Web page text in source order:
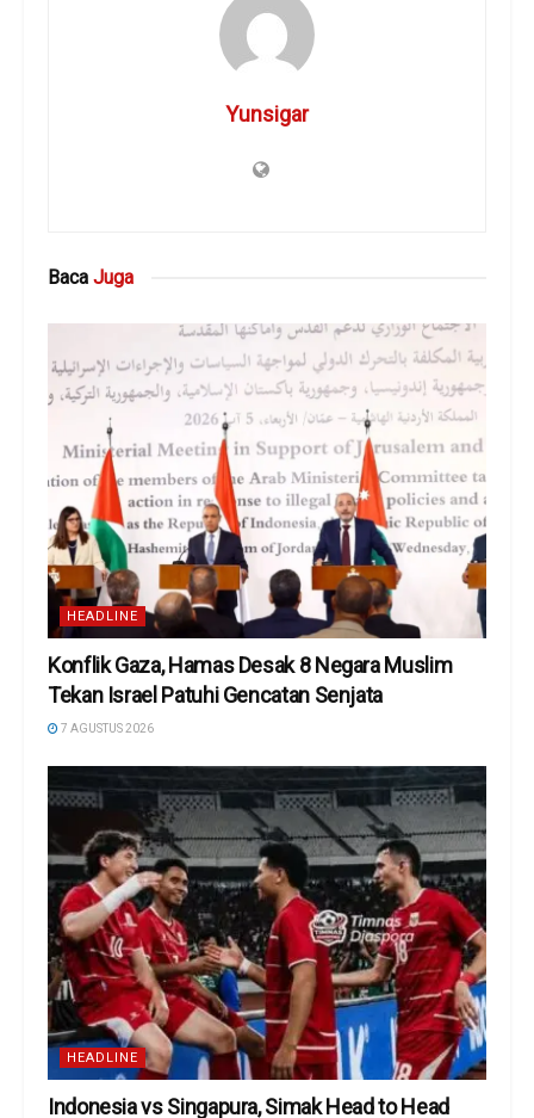
Yunsigar
Baca Juga
HEADLINE
Konflik Gaza, Hamas Desak 8 Negara Muslim
Tekan Israel Patuhi Gencatan Senjata
7 AGUSTUS 2026
HEADLINE
Indonesia vs Singapura, Simak Head to Head